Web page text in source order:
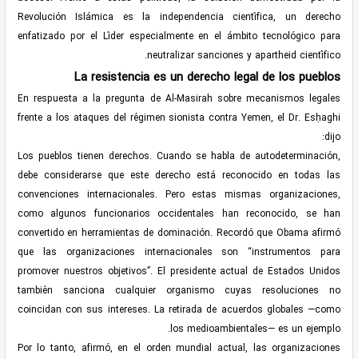
Revolución Islámica es la independencia científica, un derecho
enfatizado por el Líder especialmente en el ámbito tecnológico para
neutralizar sanciones y apartheid científico.
La resistencia es un derecho legal de los pueblos
En respuesta a la pregunta de Al-Masirah sobre mecanismos legales
frente a los ataques del régimen sionista contra Yemen, el Dr. Esḥaghi
dijo:
Los pueblos tienen derechos. Cuando se habla de autodeterminación,
debe considerarse que este derecho está reconocido en todas las
convenciones internacionales. Pero estas mismas organizaciones,
como algunos funcionarios occidentales han reconocido, se han
convertido en herramientas de dominación. Recordó que Obama afirmó
que las organizaciones internacionales son “instrumentos para
promover nuestros objetivos”. El presidente actual de Estados Unidos
también sanciona cualquier organismo cuyas resoluciones no
coincidan con sus intereses. La retirada de acuerdos globales —como
los medioambientales— es un ejemplo.
Por lo tanto, afirmó, en el orden mundial actual, las organizaciones